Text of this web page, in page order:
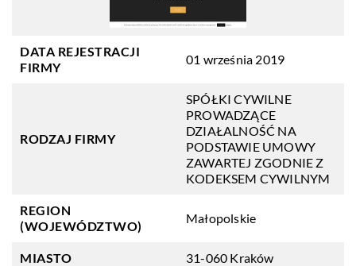
DATA REJESTRACJI
FIRMY
01 września 2019
RODZAJ FIRMY
SPÓŁKI CYWILNE
PROWADZĄCE
DZIAŁALNOŚĆ NA
PODSTAWIE UMOWY
ZAWARTEJ ZGODNIE Z
KODEKSEM CYWILNYM
REGION
(WOJEWÓDZTWO)
Małopolskie
MIASTO 31-060 Kraków